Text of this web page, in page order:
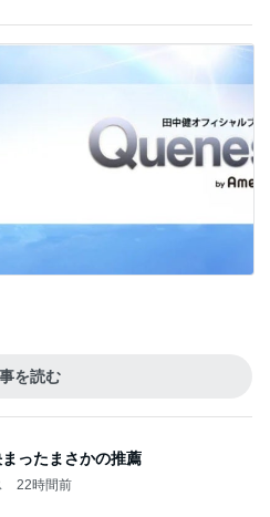
を読む
ったまさかの推薦
22時間前